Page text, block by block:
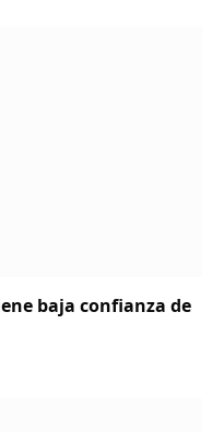
baja confianza de